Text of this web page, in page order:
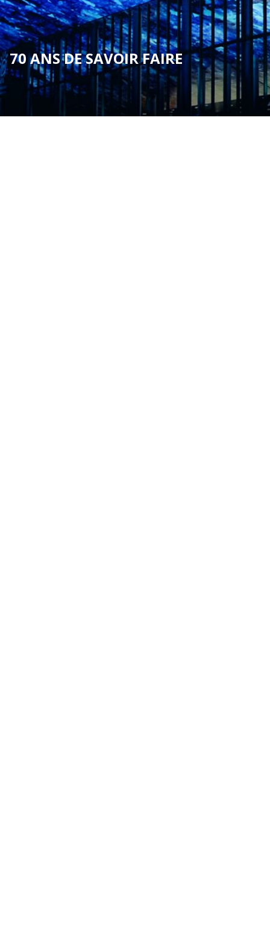
70 ANS DE SAVOIR FAIRE